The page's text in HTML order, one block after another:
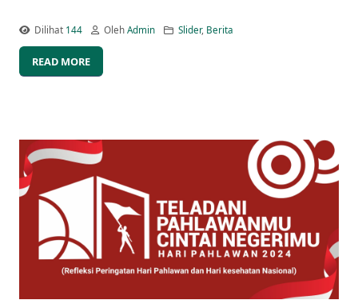
Dilihat 144 OlehAdmin Slider, Berita
READ MORE